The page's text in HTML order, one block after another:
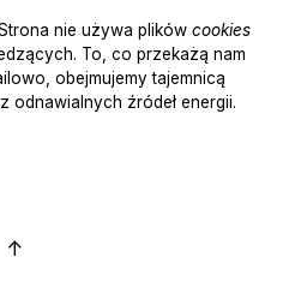
nie używa plików cookies
To, co przekażą nam
obejmujemy tajemnicą
z odnawialnych źródeł energii.
↑